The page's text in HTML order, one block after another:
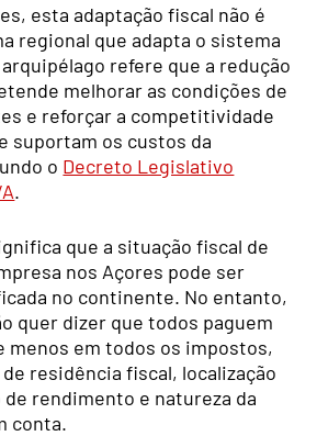
esta adaptação fiscal não é
regional que adapta o sistema
refere que a redução
melhorar as condições de
e reforçar a competitividade
suportam os custos da
o Decreto Legislativo
.
que a situação fiscal de
nos Açores pode ser
no continente. No entanto,
quer dizer que todos paguem
menos em todos os impostos,
residência fiscal, localização
rendimento e natureza da
conta.